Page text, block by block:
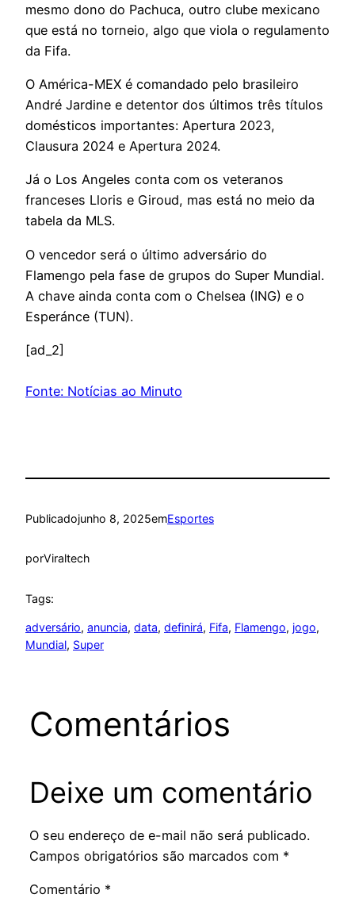
mesmo dono do Pachuca, outro clube mexicano
que está no torneio, algo que viola o regulamento
da Fifa.
O América-MEX é comandado pelo brasileiro
André Jardine e detentor dos últimos três títulos
domésticos importantes: Apertura 2023,
Clausura 2024 e Apertura 2024.
Já o Los Angeles conta com os veteranos
franceses Lloris e Giroud, mas está no meio da
tabela da MLS.
O vencedor será o último adversário do
Flamengo pela fase de grupos do Super Mundial.
A chave ainda conta com o Chelsea (ING) e o
Esperánce (TUN).
[ad_2]
Fonte: Notícias ao Minuto
Publicadojunho 8, 2025emEsportes
porViraltech
Tags:
adversário, anuncia, data, definirá, Fifa, Flamengo, jogo
Mundial, Super
Comentários
Deixe um comentário
O seu endereço de e-mail não será publicado.
Campos obrigatórios são marcados com *
Comentário *